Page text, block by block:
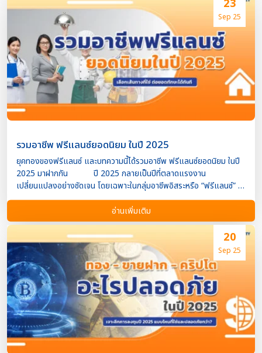
อย่างจริงจัง เพื่อดูว่าค่าใช้จ่ายใดจำเป็น และค่าใช้จ่ายใดสามารถลดหรือ
หลีกเลี่ยงได้ เคล็ดลับ ใช้แอปพลิเคชันจดบัญชี เช่น Money Lover,
Spendee หรือสมุดจดธรรมดาก็ได้ เช็กย้อนหลัง 3 เดือนเพื่อหา
พฤติกรรมการใช้เงินที่ไม่จำเป็น 2. ปรับลดค่าใช้จ่ายที่ไม่จำเป็น
เมื่อรู้ว่า… ค่าใช้จ่ายไหนเกินตัว ก็ถึงเวลาปรับลด เช่น งดกินข้าวนอกบ้าน
บ่อย, ยกเลิกสมัครสมาชิกแอปหรือบริการที่ไม่ได้ใช้, เปลี่ยนพฤติกรรมการ
ซื้อของจาก “อยากได้” เป็น “จำเป็นต้องใช้” จำไว้ : เงินทุกบาทที่ประหยัดได้
คือเงินที่ช่วยให้คุณรอดในยามวิกฤ […]
23
Sep 25
รวมอาชีพ ฟรีแลนซ์ยอดนิยม ในปี 2025
ยุคทองของฟรีแลนซ์ และบทความนี้ได้รวมอาชีพ ฟรีแลนซ์ยอดนิยม ในปี
2025 มาฝากกัน ปี 2025 กลายเป็นปีที่ตลาดแรงงาน
เปลี่ยนแปลงอย่างชัดเจน โดยเฉพาะในกลุ่มอาชีพอิสระหรือ “ฟรีแลนซ์” ที่
เติบโตต่อเนื่อง ด้วยเทคโนโลยีที่เข้าถึงง่าย ความต้องการงานเฉพาะทาง
ที่สูงขึ้น และแนวโน้มการทำงานแบบ Remote Work ที่ได้รับความนิยม
มากขึ้นเรื่อยๆ บทความนี้ Property4Cash เงินด่วนอสังหา จะพา
คุณไปสำรวจ 10 อาชีพฟรีแลนซ์ยอดนิยมในปี 2025 ที่ไม่ควรมองข้าม ถ้า
คุณกำลังมองหาอาชีพเสริมหรือเส้นทางใหม่ในการทำงาน 1. นักเขียนคอน
เทนต์ (Content Writer / Copywriter) การตลาดออนไลน์ยัง
คงเติบโต ทำให้ความต้องการนักเขียนบทความ โพสต์โซเชียลมีเดีย หรือ
เนื้อหา SEO เพิ่มขึ้นอย่างต่อเนื่อง ทักษะที่จำเป็น : การใช้ภาษา, SEO พื้น
ฐาน, การวิเคราะห์กลุ่มเป้าหมาย รายได้โดยเฉลี่ย : 10,000 – 50,000
บาท/เดือน (ขึ้นอยู่กับจำนวนงาน) 2. นักออกแบบกราฟิก (Graphic
Designer) งานออกแบบยังคงเป็นที่ต้องการ ไม่ว่าจะเป็นการทำ
โลโก้ สื่อโฆษณา หรือกราฟิกสำหรับโซเชียลมีเดีย ทักษะที่จำเป็น : Adobe
Photoshop, Ill […]
อ่านเพิ่มเติม
20
Sep 25